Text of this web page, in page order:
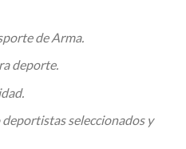
de Arma.
deporte.
seleccionados y